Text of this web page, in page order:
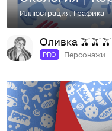
Иллюстрация,Графика
Оливка 🫒🫒🫒
PRO Персонажи